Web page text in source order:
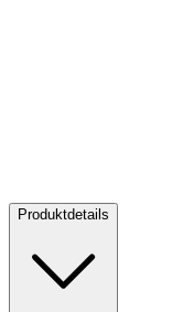
Produktdetails